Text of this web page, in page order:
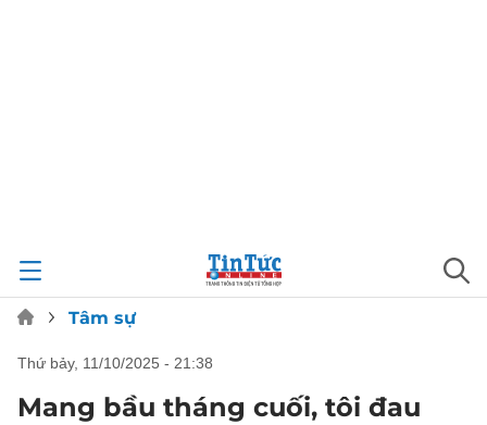
Tâm sự
thứ bảy, 11/10/2025 - 21:38
Mang bầu tháng cuối, tôi đau